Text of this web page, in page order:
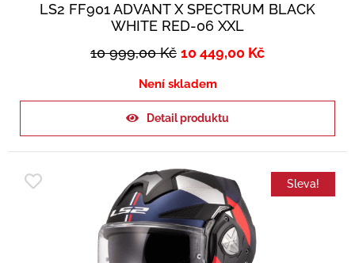
LS2 FF901 ADVANT X SPECTRUM BLACK
WHITE RED-06 XXL
10 999,00Kč 10 449,00 Kč
Není skladem
Detail produktu
Sleva!